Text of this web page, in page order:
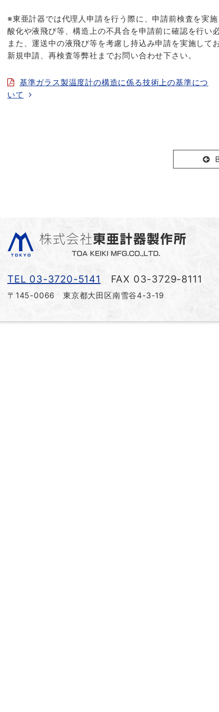
※東亜計器では代理人申請を行う際に、申請前検査を実
酸化や液飛び等、構造上の不具合を申請前に確認を行い
また、運送中の液飛び等を考慮し持込み申請を実施して
新規申請、再検査等弊社までお問い合わせ下さい。
基準ガラス製温度計の構造に係る技術上の基準につ
いて
TEL 03-3720-5141 FAX 03-3729-8111
〒145-0066 東京都大田区南雪谷4-3-19